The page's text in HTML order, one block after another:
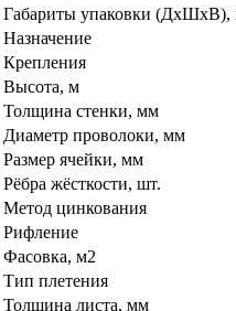
Габариты упаковки
Назначение
Крепления
Высота, м
Толщина стенки, мм
Диаметр проволоки, мм
Размер ячейки, мм
Рёбра жёсткости, шт.
Метод цинкования
Рифление
Фасовка, м2
Тип плетения
Толщина листа, мм